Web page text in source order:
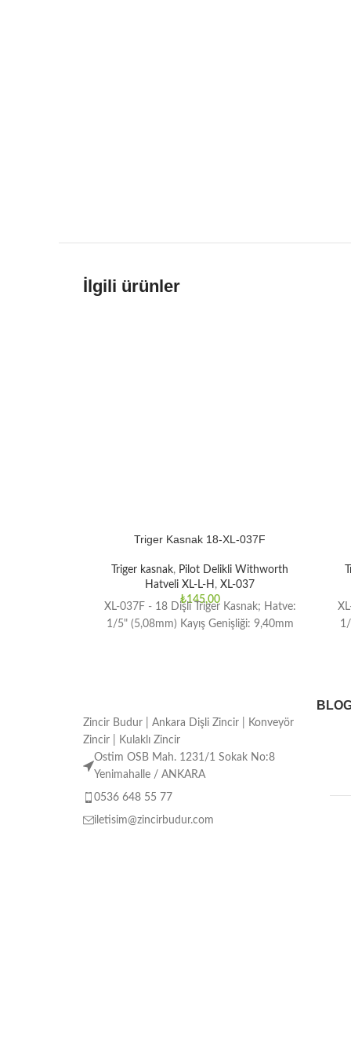
İlgili ürünler
Triger Kasnak 18-XL-037F
Triger kasnak, Pilot Delikli Withworth
Hatveli XL-L-H , XL-037
₺145,00
XL-037F - 18 Dişli Triger Kasnak; Hatve:
1/5" (5,08mm) Kayış Genişliği: 9,40mm
Zincir Budur | Ankara Dişli Zincir | Konveyör
Zincir | Kulaklı Zincir
Ostim OSB Mah. 1231/1 Sokak No:8
Yenimahalle / ANKARA
0536 648 55 77
iletisim@zincirbudur.com